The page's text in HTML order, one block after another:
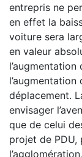
entrepris ne
en effet la
voiture sera
en valeur
déplacement.
envisager
que de celui
projet de PDU,